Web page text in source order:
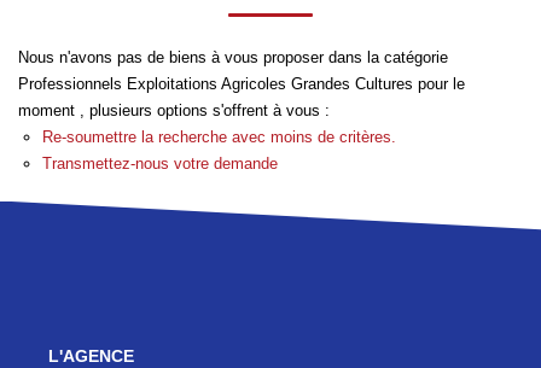
NOS AGENCES
Les Agences
Actualités
Créer une alerte
Nous n'avons pas de biens à vous proposer dans la catégorie
Professionnels Exploitations Agricoles Grandes Cultures pour le
moment , plusieurs options s'offrent à vous :
Re-soumettre la recherche avec moins de critères.
Transmettez-nous votre demande
L'AGENCE